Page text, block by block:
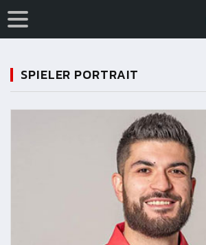
SPIELER PORTRAIT